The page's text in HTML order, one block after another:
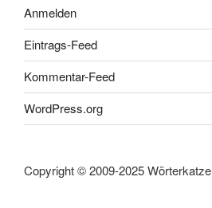
Anmelden
Eintrags-Feed
Kommentar-Feed
WordPress.org
Copyright © 2009-2025 Wörterkatze